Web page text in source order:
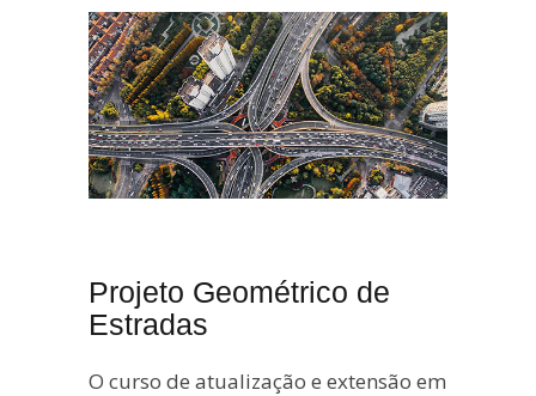
Projeto Geométrico de
Estradas
O curso de atualização e extensão em